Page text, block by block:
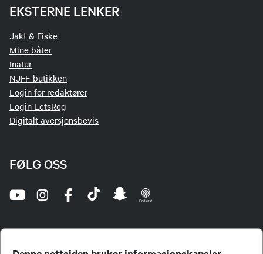
EKSTERNE LENKER
Jakt & Fiske
Mine båter
Inatur
NJFF-butikken
Login for redaktører
Login LetsReg
Digitalt aversjonsbevis
FØLG OSS